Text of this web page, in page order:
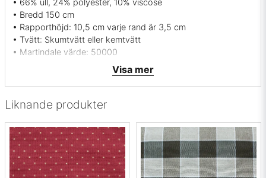
Liknande produkter
• 66% ull, 24% polyester, 10% viscose
• Bredd 150 cm
• Rapporthöjd: 10,5 cm varje rand är 3,5 cm
• Tvätt: Skumtvätt eller kemtvätt
• Martindale värde: 50000
• Svensk tillverkning - Berghems väveri
• Beställningsvara, ingen returrätt
• Mönsterbild: Tvärgående
Visa mer